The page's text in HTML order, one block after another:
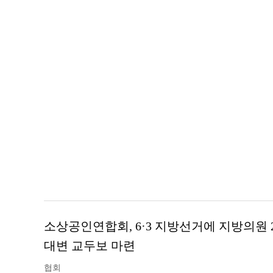
소상공인연합회, 6·3 지방선거에 지방의
대변 교두보 마련
협회